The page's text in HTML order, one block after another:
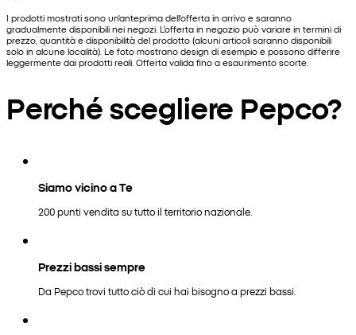
I prodotti mostrati sono un'anteprima dell'offerta in arrivo e saranno
gradualmente disponibili nei negozi. L'offerta in negozio può variare in termini di
prezzo, quantità e disponibilità del prodotto (alcuni articoli saranno disponibili
solo in alcune località). Le foto mostrano design di esempio e possono differire
leggermente dai prodotti reali. Offerta valida fino a esaurimento scorte.
Perché scegliere Pepco?
Siamo vicino a Te
200 punti vendita su tutto il territorio nazionale.
Prezzi bassi sempre
Da Pepco trovi tutto ciò di cui hai bisogno a prezzi bassi.